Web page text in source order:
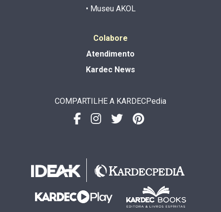
• Museu AKOL
Colabore
Atendimento
Kardec News
COMPARTILHE A KARDECPedia